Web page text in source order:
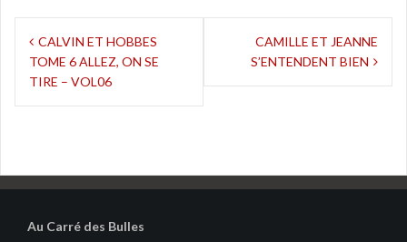
Navigation
de
CALVIN ET HOBBES
TOME 6 ALLEZ, ON SE
TIRE – VOL06
CAMILLE ET JEANNE
S’ENTENDENT BIEN
Au Carré des Bulles